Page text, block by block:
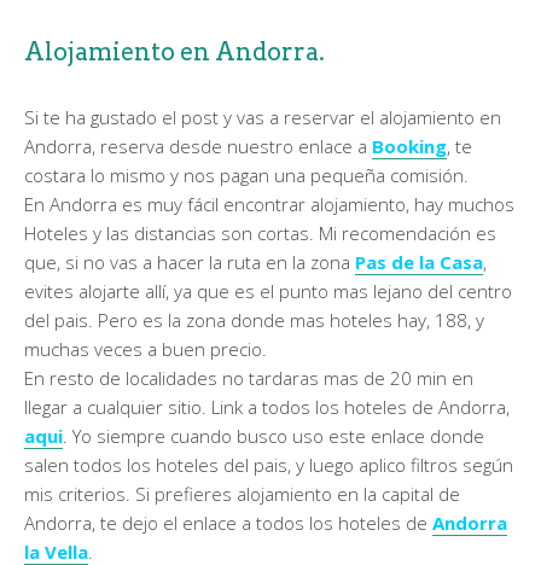
Alojamiento en Andorra.
Si te ha gustado el post y vas a reservar el alojamiento en
Andorra, reserva desde nuestro enlace a Booking, te
costara lo mismo y nos pagan una pequeña comisión.
En Andorra es muy fácil encontrar alojamiento, hay muchos
Hoteles y las distancias son cortas. Mi recomendación es
que, si no vas a hacer la ruta en la zona Pas de la Casa,
evites alojarte allí, ya que es el punto mas lejano del centro
del pais. Pero es la zona donde mas hoteles hay, 188, y
muchas veces a buen precio.
En resto de localidades no tardaras mas de 20 min en
llegar a cualquier sitio. Link a todos los hoteles de Andorra,
aqui . Yo siempre cuando busco uso este enlace donde
salen todos los hoteles del pais, y luego aplico filtros según
mis criterios. Si prefieres alojamiento en la capital de
Andorra, te dejo el enlace a todos los hoteles de Andorra
la Vella